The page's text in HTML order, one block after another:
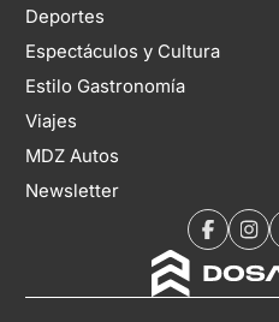
Deportes
Espectáculos y Cultura
Estilo Gastronomía
Viajes
MDZ Autos
Newsletter